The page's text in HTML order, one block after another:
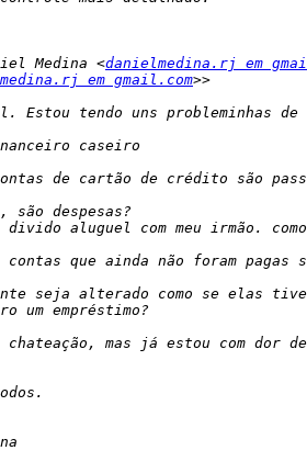
Medina <
danielmedina.rj em
em gmail.com